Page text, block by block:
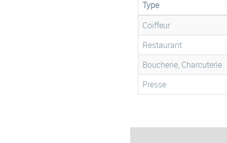
Type
Coiffeur
Restaurant
Boucherie, Charcuterie
Presse